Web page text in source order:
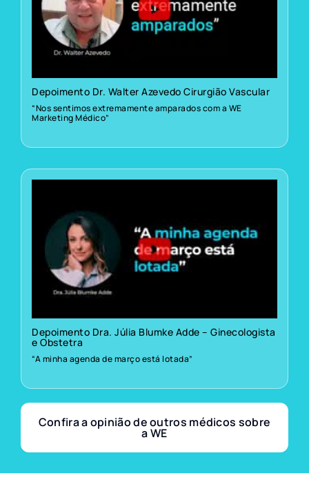
Depoimento Dr. Walter Azevedo Cirurgião Vascular
“Nos sentimos extremamente amparados com a WE
Marketing Médico”
Depoimento Dra. Júlia Blumke Adde – Ginecologista
e Obstetra
“A minha agenda de março está lotada”
Confira a opinião de outros médicos sobre
a WE